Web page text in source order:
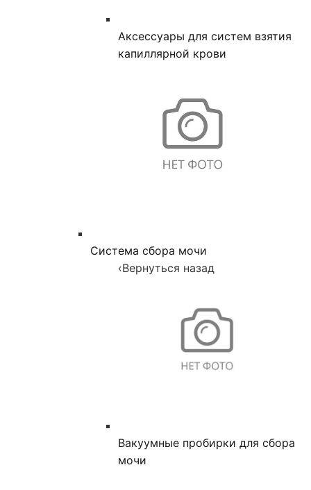
Аксессуары для систем взятия
капиллярной крови
Система сбора мочи
‹Вернуться назад
Вакуумные пробирки для сбора
мочи